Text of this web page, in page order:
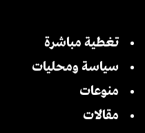
تغطية مباشرة
سياسة ومحليات
منوعات
مقالات